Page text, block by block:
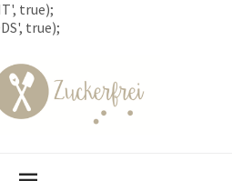
true);
true);